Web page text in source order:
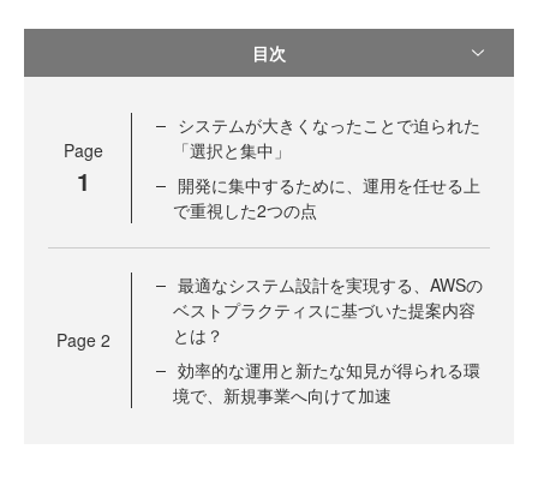
目次
Page
1
システムが大きくなったことで迫られた
「選択と集中」
開発に集中するために、運用を任せる上
で重視した2つの点
Page 2
最適なシステム設計を実現する、AWSの
ベストプラクティスに基づいた提案内容
とは？
効率的な運用と新たな知見が得られる環
境で、新規事業へ向けて加速